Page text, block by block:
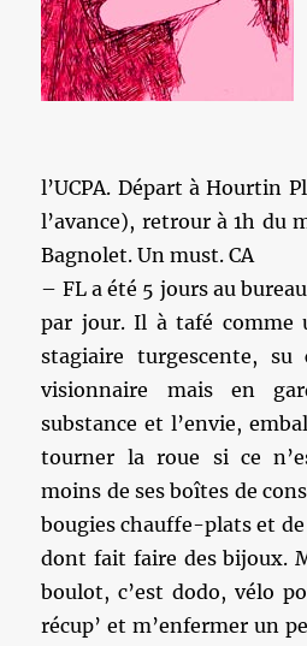
l’UCPA. Départ à Hourtin
l’avance), retrour à 1h du
Bagnolet. Un must. CA
– FL a été 5 jours au
par jour. Il à tafé comme
stagiaire turgescente, su
visionnaire mais en
substance et l’envie,
tourner la roue si ce
moins de ses boîtes de
bougies chauffe-plats et
dont fait faire des bijoux.
boulot, c’est dodo, vélo
récup’ et m’enfermer un